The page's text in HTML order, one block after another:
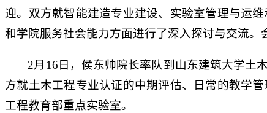
迎。双方就智能建造专业建设、实验室管理与运
和学院服务社会能力方面进行了深入探讨与交流。
2月16日，侯东帅院长率队到山东建筑大学土
方就土木工程专业认证的中期评估、日常的教学
工程教育部重点实验室。